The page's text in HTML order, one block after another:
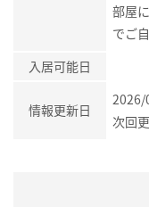
部屋
でご
入居可能日
情報更新日
2026/
次回